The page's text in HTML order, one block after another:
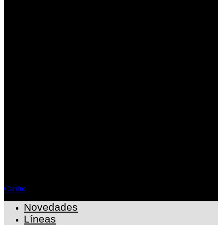
Carrito
Novedades
Líneas